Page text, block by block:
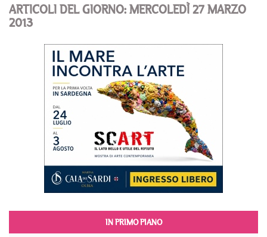
ARTICOLI DEL GIORNO: MERCOLEDÌ 27 MARZO
2013
IN PRIMO PIANO